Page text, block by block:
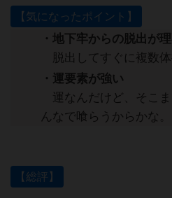
【気になったポイント】
・地下牢からの脱出が
脱出してすぐに複数
・運要素が強い
運なんだけど、そこ
んなで喰らうからかな。
【総評】